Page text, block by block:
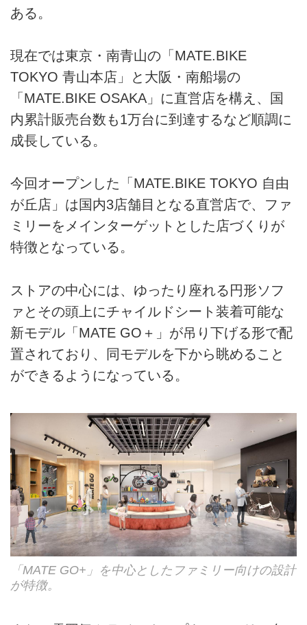
ある。
現在では東京・南青山の「MATE.BIKE
TOKYO 青山本店」と大阪・南船場の
「MATE.BIKE OSAKA」に直営店を構え、国
内累計販売台数も1万台に到達するなど順調に
成長している。
今回オープンした「MATE.BIKE TOKYO 自由
が丘店」は国内3店舗目となる直営店で、ファ
ミリーをメインターゲットとした店づくりが
特徴となっている。
ストアの中心には、ゆったり座れる円形ソフ
ァとその頭上にチャイルドシート装着可能な
新モデル「MATE GO＋」が吊り下げる形で配
置されており、同モデルを下から眺めること
ができるようになっている。
「MATE GO+」を中心としたファミリー向けの設計
が特徴。